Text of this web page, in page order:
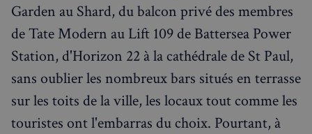
RECHERCHES POPULAIRES
Annuaire des professionnels
Visites guidées
Événements à venir
Garden au Shard, du balcon privé des membres
de Tate Modern au Lift 109 de Battersea Power
Station, d'Horizon 22 à la cathédrale de St Paul,
sans oublier les nombreux bars situés en terrasse
sur les toits de la ville, les locaux tout comme les
touristes ont l'embarras du choix. Pourtant, à